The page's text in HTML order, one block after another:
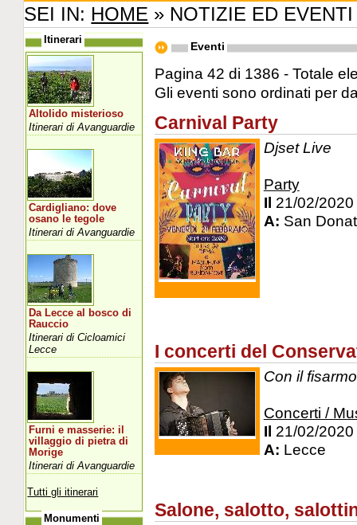
SEI IN: HOME » NOTIZIE ED EVENTI
Eventi
Pagina 42 di 1386 - Totale
Gli eventi sono ordinati per
Carnival Party
Djset Live
Party
Il 21/02/2020
A: San
I concerti del
Con il
Concerti /
Il 21/02/2020
A: Lecce
Salone, salotto,
Itinerari
Altolido misterioso
Itinerari di Avanguardie
Cardigliano: dove
osano le tegole
Itinerari di Avanguardie
Da Lecce al bosco di
Rauccio
Itinerari di Cicloamici
Lecce
Furni e masserie: il
villaggio di pietra di
Morige
Itinerari di Avanguardie
Tutti gli itinerari
Monumenti